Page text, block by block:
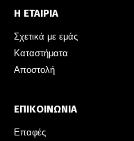
Η ΕΤΑΙΡΙΑ
Σχετικά με εμάς
Καταστήματα
Αποστολή
ΕΠΙΚΟΙΝΩΝΙΑ
Επαφές